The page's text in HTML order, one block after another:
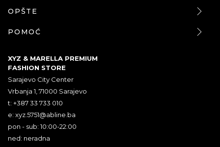
OPŠTE
POMOĆ
XYZ & MARELLA PREMIUM
FASHION STORE
Sarajevo City Center
Vrbanja 1, 71000 Sarajevo
t: +387 33 733 010
e: xyz.5751@abline.ba
pon - sub: 10:00-22:00
ned: neradna